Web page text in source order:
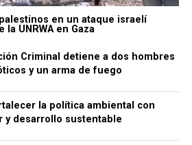
en un ataque israelí
UNRWA en Gaza
Criminal detiene a dos hombres
y un arma de fuego
la política ambiental con
y desarrollo sustentable